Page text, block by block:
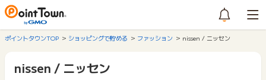
ポイントタウンTOP ショッピングで貯める ファッション nissen / ニッセン
nissen / ニッセン